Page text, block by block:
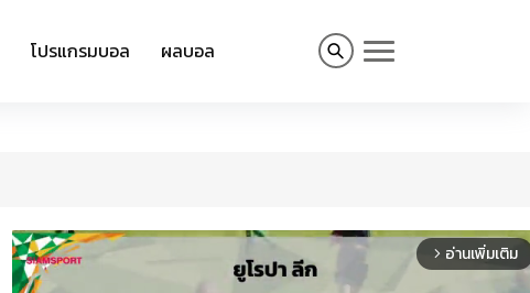
โปรแกรมบอล ผลบอล
arrow_forward_ios อ่านเพิ่มเติม